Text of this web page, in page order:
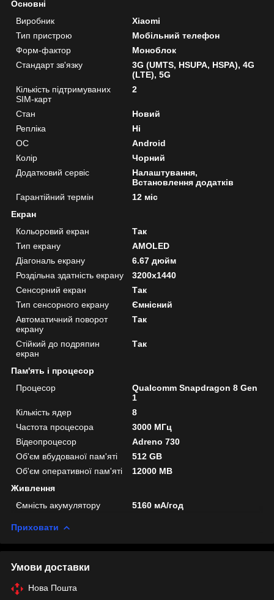
Основні
Виробник
Xiaomi
Тип пристрою
Мобільний телефон
Форм-фактор
Моноблок
Стандарт зв'язку
3G (UMTS, HSUPA, HSPA), 4G
(LTE), 5G
Кількість підтримуваних
SIM-карт
2
Стан
Новий
Репліка
Ні
ОС
Android
Колір
Чорний
Додатковий сервіс
Налаштування,
Встановлення додатків
Гарантійний термін
12 міс
Екран
Кольоровий екран
Так
Тип екрану
AMOLED
Діагональ екрану
6.67 дюйм
Роздільна здатність екрану
3200x1440
Сенсорний екран
Так
Тип сенсорного екрану
Ємнісний
Автоматичний поворот
екрану
Так
Стійкий до подряпин
екран
Так
Пам'ять і процесор
Процесор
Qualcomm Snapdragon 8 Gen
1
Кількість ядер
8
Частота процесора
3000 МГц
Відеопроцесор
Adreno 730
Об'єм вбудованої пам'яті
512 GB
Об'єм оперативної пам'яті
12000 MB
Живлення
Ємність акумулятору
5160 мА/год
Приховати
Умови доставки
Нова Пошта